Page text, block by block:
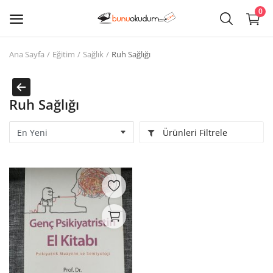
0
Sat
Giriş
Kayıt ol
Edebiyat
Eğitim
Ders - Sınav Kitapları
Çocuk Kitapları
Ana Sayfa Eğitim Sağlık Ruh Sağlığı
Ruh Sağlığı
Ürünleri Filtrele